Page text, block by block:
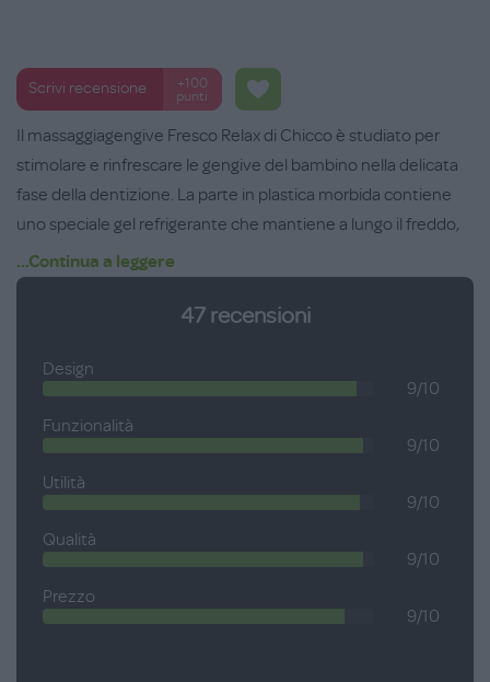
Scrivi recensione
+100
punti
Il massaggiagengive Fresco Relax di Chicco è studiato per
stimolare e rinfrescare le gengive del bambino nella delicata
fase della dentizione. La parte in plastica morbida contiene
uno speciale gel refrigerante che mantiene a lungo il freddo,
alleviando i dolori e rinfrescando la bocca e le gengive
sensibili. Il manico in gomma rigida permette una facile presa
e offre un' altra superficie da masticare. Indicato dai 4 mesi.
...Continua a leggere
47recensioni
Design
9/10
Funzionalità
9/10
Utilità
9/10
Qualità
9/10
Prezzo
9/10